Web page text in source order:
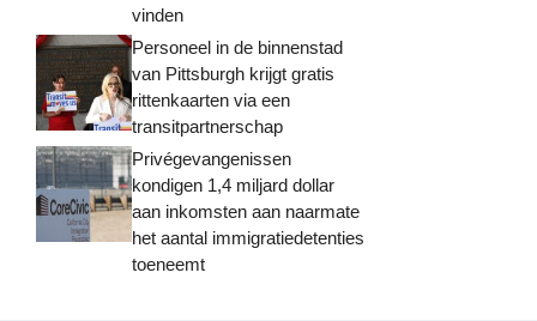
vinden
Personeel in de binnenstad
van Pittsburgh krijgt gratis
rittenkaarten via een
transitpartnerschap
Privégevangenissen
kondigen 1,4 miljard dollar
aan inkomsten aan naarmate
het aantal immigratiedetenties
toeneemt